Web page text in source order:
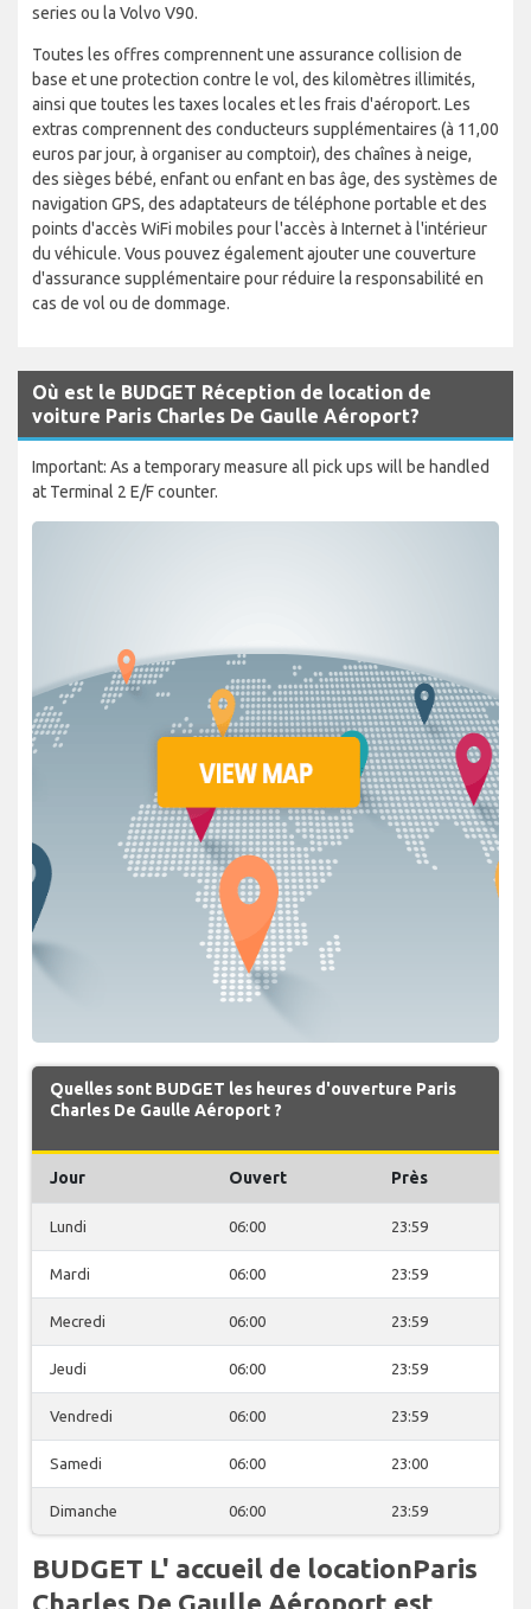
series ou la Volvo V90.
Toutes les offres comprennent une assurance collision de
base et une protection contre le vol, des kilomètres illimités,
ainsi que toutes les taxes locales et les frais d'aéroport. Les
extras comprennent des conducteurs supplémentaires (à 11,00
euros par jour, à organiser au comptoir), des chaînes à neige,
des sièges bébé, enfant ou enfant en bas âge, des systèmes de
navigation GPS, des adaptateurs de téléphone portable et des
points d'accès WiFi mobiles pour l'accès à Internet à l'intérieur
du véhicule. Vous pouvez également ajouter une couverture
d'assurance supplémentaire pour réduire la responsabilité en
cas de vol ou de dommage.
Où est le BUDGET Réception de location de
voiture Paris Charles De Gaulle Aéroport?
Important: As a temporary measure all pick ups will be handled
at Terminal 2 E/F counter.
Quelles sont BUDGET les heures d'ouverture Paris
Charles De Gaulle Aéroport ?
Jour Ouvert Près
Lundi 06:00 23:59
Mardi 06:00 23:59
Mecredi 06:00 23:59
Jeudi 06:00 23:59
Vendredi 06:00 23:59
Samedi 06:00 23:00
Dimanche 06:00 23:59
BUDGET L' accueil de locationParis
Charles De Gaulle Aéroport est